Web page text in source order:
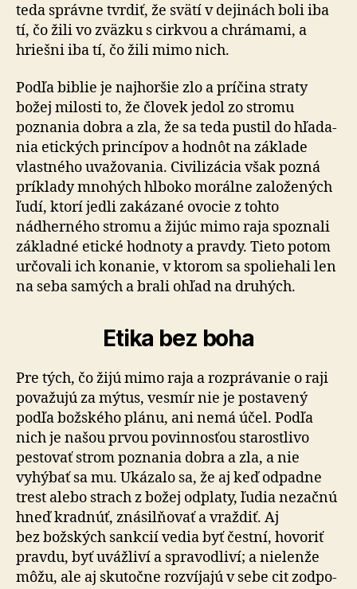
teda správne tvrdiť, že svätí v dejinách boli iba
tí, čo žili vo zväzku s cirkvou a chrámami, a
hriešni iba tí, čo žili mimo nich.
Podľa biblie je najhoršie zlo a príčina straty
božej milosti to, že človek jedol zo stromu
poznania dobra a zla, že sa teda pustil do hľa­da­
nia etických princípov a hodnôt na základe
vlastného uva­žo­va­nia. Ci­vi­li­zácia však pozná
príklady mnohých hlboko morálne za­lo­že­ných
ľudí, ktorí jedli za­ká­za­né ovocie z tohto
nádherného stromu a žijúc mimo raja spoznali
základné etické hodnoty a pravdy. Tieto potom
určovali ich konanie, v ktorom sa spo­lie­hali len
na seba samých a brali ohľad na druhých.
Etika bez boha
Pre tých, čo žijú mimo raja a rozprávanie o raji
považujú za mýtus, vesmír nie je postavený
podľa božského plánu, ani nemá účel. Podľa
nich je našou prvou po­vin­nosťou starostlivo
pestovať strom poznania dobra a zla, a nie
vyhýbať sa mu. Ukázalo sa, že aj keď odpadne
trest alebo strach z božej odplaty, ľudia nezačnú
hneď kradnúť, znásilňovať a vraždiť. Aj
bez božských sankcií vedia byť čestní, hovoriť
pravdu, byť uvážliví a spra­vod­liví; a nie­len­že
môžu, ale aj sku­toč­ne roz­ví­jajú v sebe cit zod­po­